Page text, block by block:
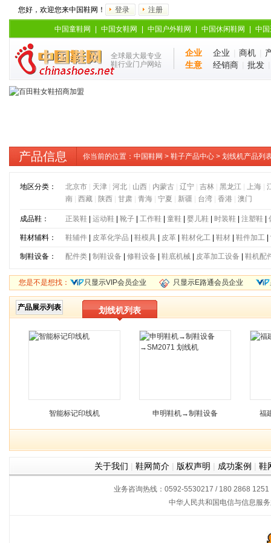
您好，欢迎您来中国鞋网！ 登录 注册
中国童鞋网 中国女鞋网 中国户外鞋网 中国休闲鞋网 中
全球最大最专业
鞋行业门户网站
企业
生意
企业 商机
经销商
批发
产品信息 你当前的位置： 中国鞋网 > 鞋子产品中心 > 划线机产品列
地区分类： 北京市| 天津| 河北| 山西| 内蒙古| 辽宁| 吉林| 黑龙江 上海|
南| 西藏| 陕西| 甘肃| 青海| 宁夏 新疆 台湾| 香港| 澳门
成品鞋： 正装鞋| 运动鞋| 靴子| 工作鞋| 童鞋| 婴儿鞋| 时装鞋| 注塑鞋|
鞋材辅料： 鞋辅件| 皮革化学品 鞋模具 皮革| 鞋材化工| 鞋材| 鞋件加工|
制鞋设备： 配件类| 制鞋设备 修鞋设备 鞋底机械| 皮革加工设备 鞋机配
您是不是想找： 只显示VIP会员企业 只显示E路通会员企业
产品展示列表 划线机列表
智能标记印线机 申明鞋机→制鞋设备 福
关于我们 | 鞋网简介 | 版权声明 | 成功案例 | 鞋
业务咨询热线：0592-5530217 / 180 2868 1251
中华人民共和国电信与信息服